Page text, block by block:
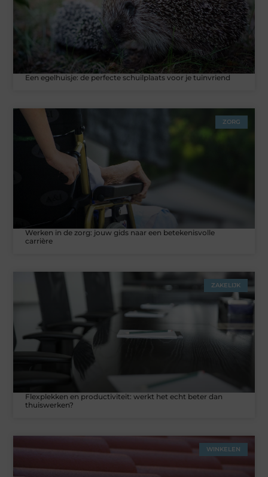
Een egelhuisje: de perfecte schuilplaats voor je tuinvriend
ZORG
Werken in de zorg: jouw gids naar een betekenisvolle
carrière
ZAKELIJK
Flexplekken en productiviteit: werkt het echt beter dan
thuiswerken?
WINKELEN